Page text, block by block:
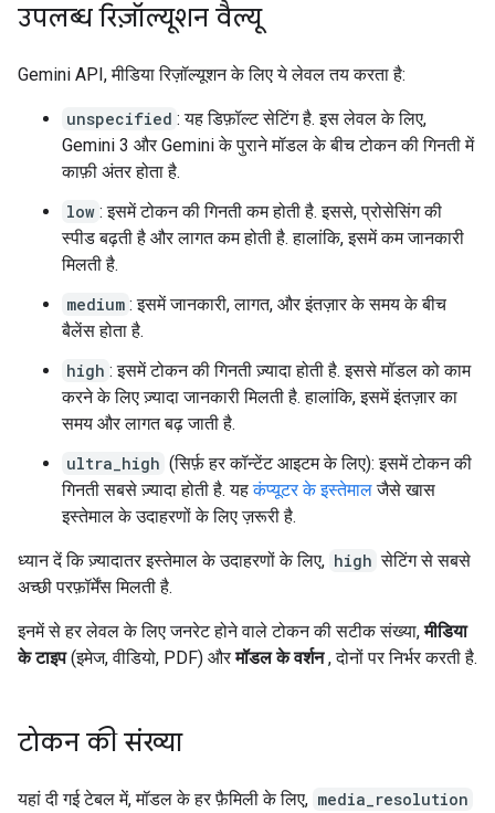
उपलब्ध रिज़ॉल्यूशन वैल्यू
Gemini API, मीडिया रिज़ॉल्यूशन के लिए ये लेवल तय करता है:
unspecified : यह डिफ़ॉल्ट सेटिंग है. इस लेवल के लिए,
Gemini 3 और Gemini के पुराने मॉडल के बीच टोकन की गिनती में
काफ़ी अंतर होता है.
low : इसमें टोकन की गिनती कम होती है. इससे, प्रोसेसिंग की
स्पीड बढ़ती है और लागत कम होती है. हालांकि, इसमें कम जानकारी
मिलती है.
medium : इसमें जानकारी, लागत, और इंतज़ार के समय के बीच
बैलेंस होता है.
high : इसमें टोकन की गिनती ज़्यादा होती है. इससे मॉडल को काम
करने के लिए ज़्यादा जानकारी मिलती है. हालांकि, इसमें इंतज़ार का
समय और लागत बढ़ जाती है.
ultra_high (सिर्फ़ हर कॉन्टेंट आइटम के लिए): इसमें टोकन की
गिनती सबसे ज़्यादा होती है. यहकंप्यूटर के इस्तेमालजैसे खास
इस्तेमाल के उदाहरणों के लिए ज़रूरी है.
ध्यान दें कि ज़्यादातर इस्तेमाल के उदाहरणों के लिए, high सेटिंग से सबसे
अच्छी परफ़ॉर्मेंस मिलती है.
इनमें से हर लेवल के लिए जनरेट होने वाले टोकन की सटीक संख्या,मीडिया
के टाइप(इमेज, वीडियो, PDF) औरमॉडल के वर्शन, दोनों पर निर्भर करती है.
टोकन की संख्या
यहां दी गई टेबल में, मॉडल के हर फ़ैमिली के लिए, media_resolution